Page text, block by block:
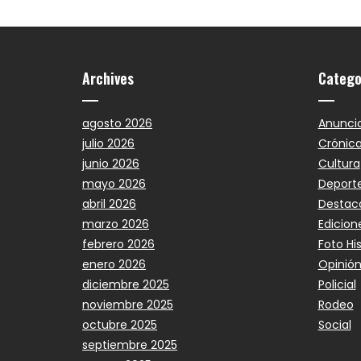
Archives
agosto 2026
julio 2026
junio 2026
mayo 2026
abril 2026
marzo 2026
febrero 2026
enero 2026
diciembre 2025
noviembre 2025
octubre 2025
septiembre 2025
Crónica
Cultura
Foto
Opinión
Policial
Rodeo
Social